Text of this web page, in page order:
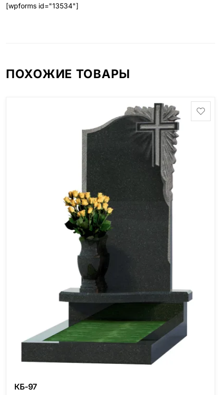
[wpforms id="13534"]
ПОХОЖИЕ ТОВАРЫ
КБ-97